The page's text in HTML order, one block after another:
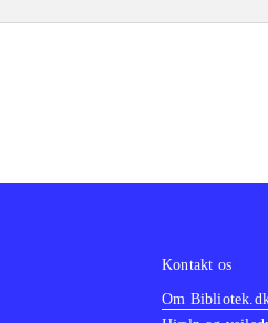
Kontakt os
Om